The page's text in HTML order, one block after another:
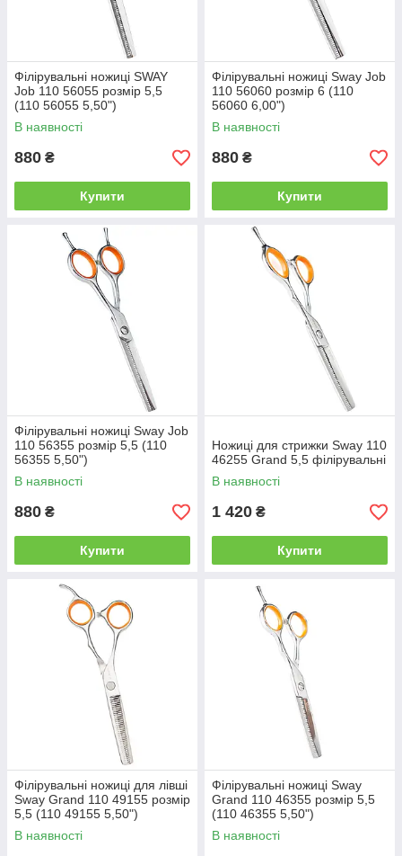
Філірувальні ножиці SWAY
Job 110 56055 розмір 5,5
(110 56055 5,50")
В наявності
880 ₴
Купити
Філірувальні ножиці Sway Job
110 56060 розмір 6 (110
56060 6,00")
В наявності
880 ₴
Купити
Філірувальні ножиці Sway Job
110 56355 розмір 5,5 (110
56355 5,50")
В наявності
880 ₴
Купити
Ножиці для стрижки Sway 110
46255 Grand 5,5 філірувальні
В наявності
1 420 ₴
Купити
Філірувальні ножиці для лівші
Sway Grand 110 49155 розмір
5,5 (110 49155 5,50")
В наявності
Філірувальні ножиці Sway
Grand 110 46355 розмір 5,5
(110 46355 5,50")
В наявності